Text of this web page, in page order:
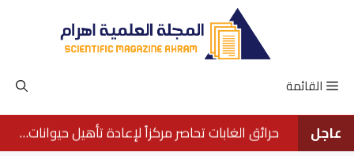
القائمة
عاجل حرائق الغابات تحاصر مركزاً لإعادة تأهيل حيوانات الأورانجوتان في بورنيو